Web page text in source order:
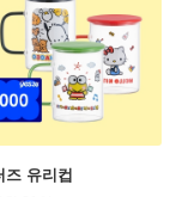
유리컵